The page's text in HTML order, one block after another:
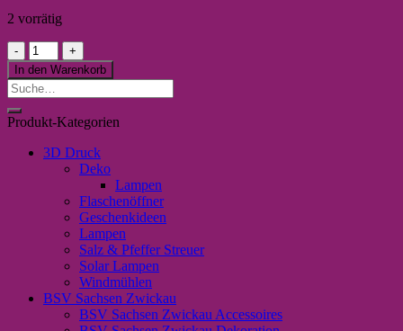
2 vorrätig
Zauberhaftes
Metallschild
-
Bei
und
Opa
Menge
In den Warenkorb
Suche
nach:
Produkt-Kategorien
3D Druck
Deko
Lampen
Flaschenöffner
Geschenkideen
Lampen
Salz & Pfeffer Streuer
Solar Lampen
Windmühlen
BSV Sachsen Zwickau
BSV Sachsen Zwickau Accessoires